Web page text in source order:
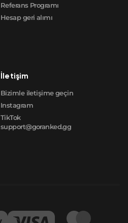
Referans Programı
Hesap geri alımı
İletişim
Bizimle iletişime geçin
Instagram
TikTok
support@goranked.gg